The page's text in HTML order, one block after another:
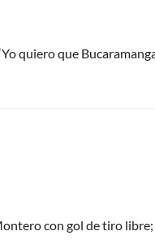
quiero que
con gol de tiro